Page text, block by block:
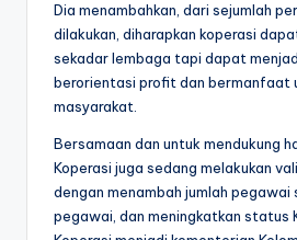
Dia menambahkan, dari sejumlah
dilakukan, diharapkan koperasi
sekadar lembaga tapi dapat
berorientasi profit dan bermanfaat
masyarakat. ‎‎
Bersamaan dan untuk mendukung
Koperasi juga sedang melakukan
dengan menambah jumlah
pegawai, dan meningkatkan status